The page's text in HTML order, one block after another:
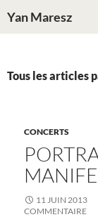
auYan Maresz
Tous les articles
CONCERTS
11 JUIN 2013
COMMENTAIRE